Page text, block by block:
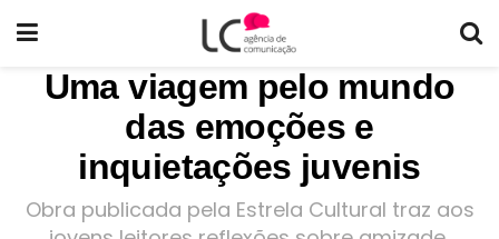
Uma viagem pelo mundo
das emoções e
inquietações juvenis
Obra publicada pela Estrela Cultural traz aos